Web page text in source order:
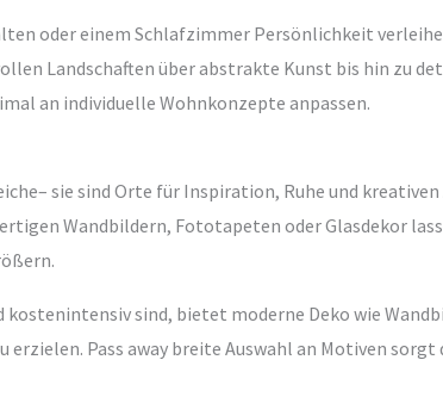
oder einem Schlafzimmer Persönlichkeit
Landschaften über abstrakte Kunst bis hin zu
an individuelle Wohnkonzepte anpassen.
sie sind Orte für Inspiration, Ruhe und kreativen
Wandbildern, Fototapeten oder Glasdekor
sind, bietet moderne Deko wie
Pass away breite Auswahl an Motiven sorgt